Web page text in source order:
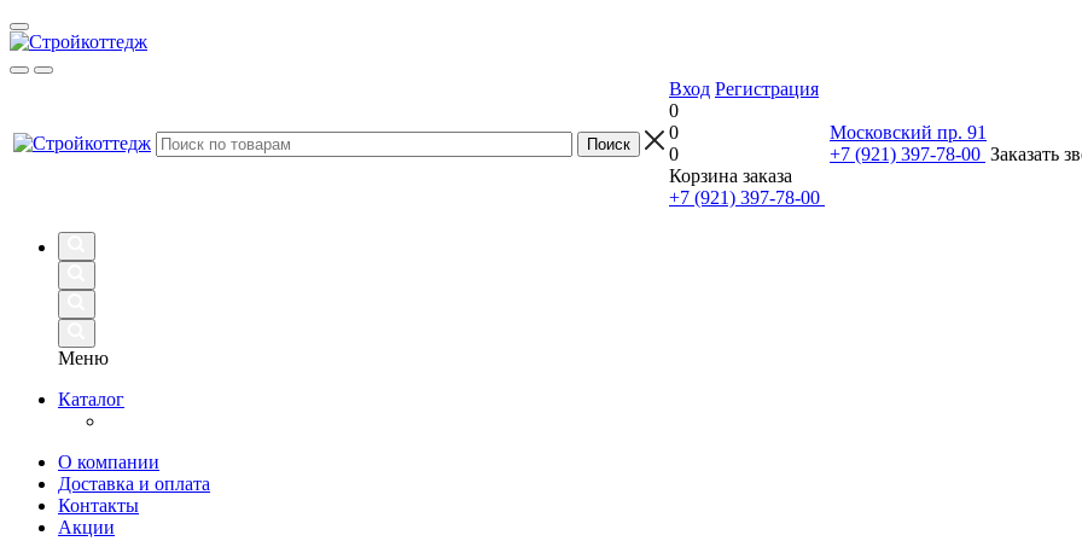
Вход Регистрация
0
0
0
Корзина заказа
+7 (921) 397-78-00
Московский пр. 91
+7 (921) 397-78-00 Заказать
Меню
Каталог
О компании
Доставка и оплата
Контакты
Акции